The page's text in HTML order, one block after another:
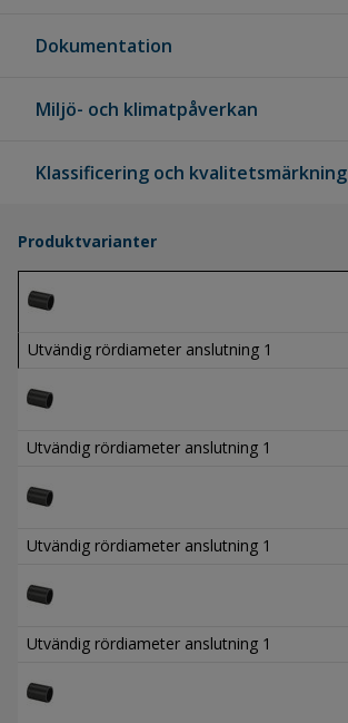
Dokumentation
Miljö- och klimatpåverkan
Klassificering och kvalitetsmärkning
Produktvarianter
Utvändig rördiameter anslutning 1
Utvändig rördiameter anslutning 1
Utvändig rördiameter anslutning 1
Utvändig rördiameter anslutning 1